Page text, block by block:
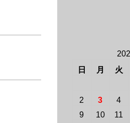
日
月 火
2
3 4
9
10 11